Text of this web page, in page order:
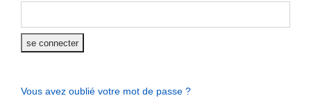
Vous avez oublié votre mot de passe ?